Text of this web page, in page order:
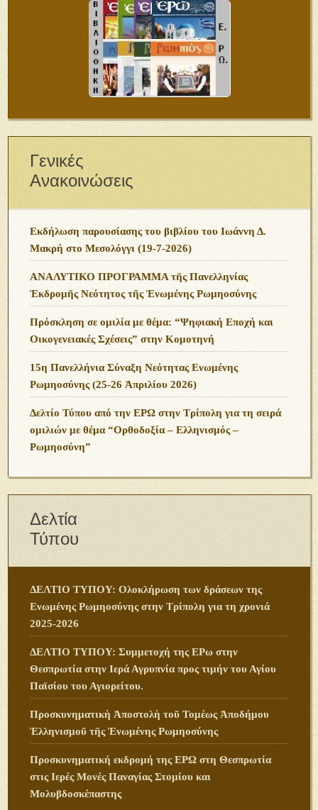
Γενικές
Ανακοινώσεις
Εκδήλωση παρουσίασης του βιβλίου του Ιωάννη Δ.
Μακρή στο Μεσολόγγι (19-7-2026)
ΑΝΑΛΥΤΙΚΟ ΠΡΟΓΡΑΜΜΑ τῆς Πανελληνίας
Ἐκδρομῆς Νεότητος τῆς Ἑνωμένης Ρωμηοσύνης
Πρόσκληση σε ομιλία με θέμα: “Ψηφιακή Εποχή και
Οικογενειακές Σχέσεις” στην Κομοτηνή
15η Πανελλήνια Σύναξη Νεότητας Ενωμένης
Ρωμηοσύνης (25-26 Ἀπριλίου 2026)
Δελτίο Τύπου από την ΕΡΩ στην Τρίπολη για τη σειρά
ομιλιών με θέμα “Ορθοδοξία – Ελληνισμός –
Ρωμηοσύνη”
Δελτία
Τύπου
ΔΕΛΤΙΟ ΤΥΠΟΥ: Ολοκλήρωση των δράσεων της
Ενωμένης Ρωμηοσύνης στην Τρίπολη για τη χρονιά
2025-2026
ΔΕΛΤΙΟ ΤΥΠΟΥ: Συμμετοχή της ΕΡω στην
Θεσπρωτία στην Ιερά Αγρυπνία προς τιμήν του Αγίου
Παϊσίου του Αγιορείτου.
Προσκυνηματικὴ Ἀποστολὴ τοῦ Τομέως Ἀποδήμου
Ἑλληνισμοῦ τῆς Ἑνωμένης Ρωμηοσύνης
Προσκυνηματική εκδρομή της ΕΡΩ στη Θεσπρωτία
στις Ιερές Μονές Παναγίας Στομίου και
Μολυβδοσκέπαστης